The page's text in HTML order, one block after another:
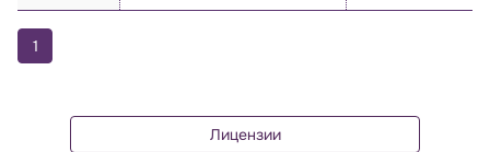
1
Лицензии